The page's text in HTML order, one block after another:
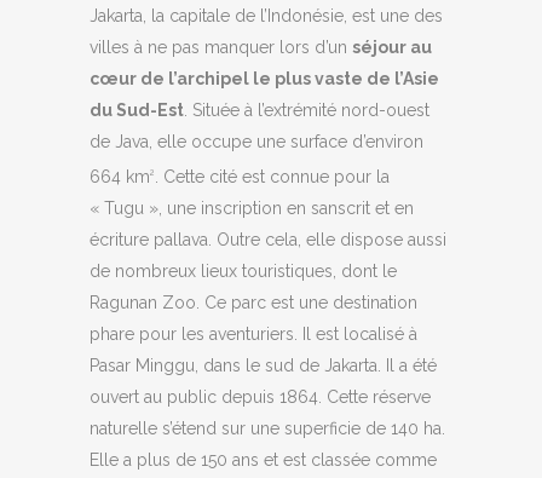
Jakarta, la capitale de l’Indonésie, est une des
villes à ne pas manquer lors d’un séjour au
cœur de l’archipel le plus vaste de l’Asie
du Sud-Est . Située à l’extrémité nord-ouest
de Java, elle occupe une surface d’environ
664 km2
. Cette cité est connue pour la
« Tugu », une inscription en sanscrit et en
écriture pallava. Outre cela, elle dispose aussi
de nombreux lieux touristiques, dont le
Ragunan Zoo. Ce parc est une destination
phare pour les aventuriers. Il est localisé à
Pasar Minggu, dans le sud de Jakarta. Il a été
ouvert au public depuis 1864. Cette réserve
naturelle s’étend sur une superficie de 140 ha.
Elle a plus de 150 ans et est classée comme